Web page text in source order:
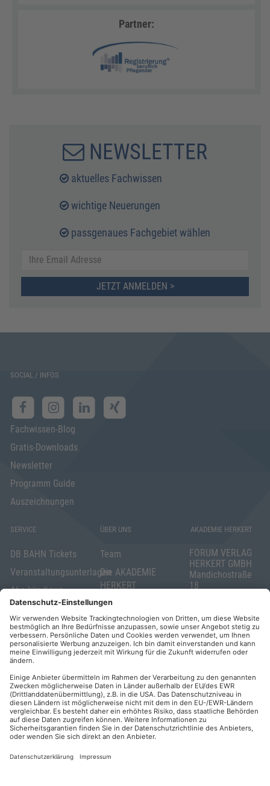
Partner:
NEWSLETTER
aktuelles Fachwissen
wichtige Neuerungen
passgenaues Fachgebiet wählen
JETZT ANMELDEN >
SOCIAL / INFOS
Fachwissen-Blog
Gratis-Downloads
Newsletter
Programm Guide
Auszeichnungen
SERVICE
DB BAHN Tickets
Veranstaltungsunterlagen
Abo kündigen
Widerrufsrecht
für Verbraucher
Elektronischer
Geschäftsverkehr
ÜBER UNS
Team
Die AKADEMIE
HERKERT
FORUM VERLAG
HERKERT
Kontakt
AKADEMIE HERKERT
FORUM VERLAG
HERKERT GMBH
Mandichostraße
18
Telefon: +49
(0)8233 381-123
Telefax: +49
(0)8233 381-222
E-Mail:
herkert.de
Zahlung per
Rechnung